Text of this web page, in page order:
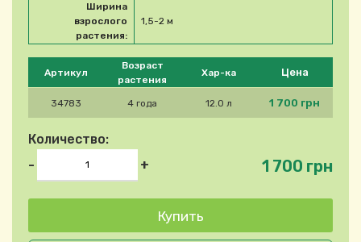
Please select product
Артикул
Возраст
растения
Хар-ка Цена
34783 4 года 12.0 л 1 700 грн
Количество:
-
+ 1 700 грн
Ширина
взрослого
растения:
1,5-2 м